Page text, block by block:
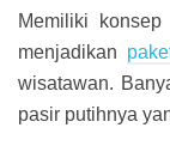
Memiliki
menjadikan
wisatawan.
pasir putihnya